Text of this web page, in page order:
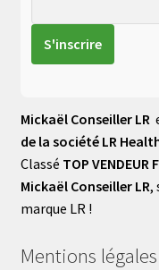
Mickaël Conseiller LR
de la société LR
Classé TOP VENDEUR
Mickaël Conseiller LR,
marque LR !
Mentions légales